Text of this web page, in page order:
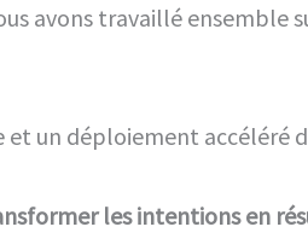
avons travaillé ensemble
un déploiement accéléré
les intentions en